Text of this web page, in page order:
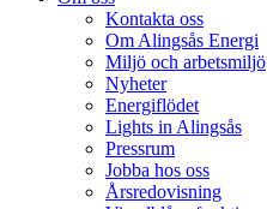
Kontakta oss
Om Alingsås Energi
Miljö och arbetsmiljö
Nyheter
Energiflödet
Lights in Alingsås
Pressrum
Jobba hos oss
Årsredovisning